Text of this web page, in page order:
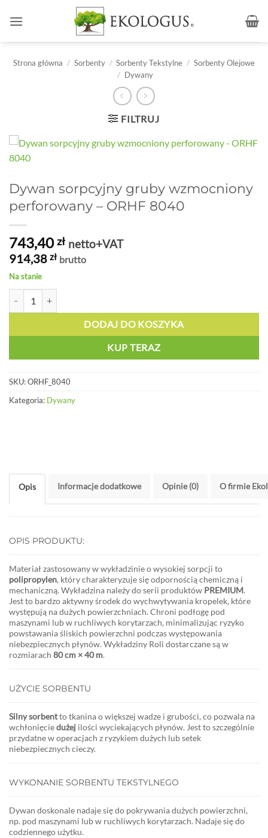
Strona główna / Sorbenty / Sorbenty Tekstylne / Sorbenty Olejowe
/ Dywany
FILTRUJ
Dywan sorpcyjny gruby wzmocniony
perforowany – ORHF 8040
743,40zł netto+VAT
914,38 zł brutto
Na stanie
DODAJ DO KOSZYKA
KUP TERAZ
SKU:ORHF_8040
Kategoria: Dywany
Opis Informacje dodatkowe Opinie (0) O firmie
OPIS PRODUKTU:
Materiał zastosowany w wykładzinie o wysokiej sorpcji to
polipropylen, który charakteryzuje się odpornością chemiczną i
mechaniczną. Wykładzina należy do serii produktów PREMIUM.
Jest to bardzo aktywny środek do wychwytywania kropelek, które
występują na dużych powierzchniach. Chroni podłogę pod
maszynami lub w ruchliwych korytarzach, minimalizując ryzyko
powstawania śliskich powierzchni podczas występowania
niebezpiecznych płynów. Wykładziny Roli dostarczane są w
rozmiarach 80 cm × 40 m.
UŻYCIE SORBENTU
Silny sorbentto tkanina o większej wadze i grubości, co pozwala na
wchłonięciedużej ilości wyciekających płynów. Jest to szczególnie
przydatne w operacjach z ryzykiem dużych lub setek
niebezpiecznych cieczy.
WYKONANIE SORBENTU TEKSTYLNEGO
Dywan doskonale nadaje się do pokrywania dużych powierzchni,
np. pod maszynami lub w ruchliwych korytarzach. Nadaje się do
codziennego użytku.